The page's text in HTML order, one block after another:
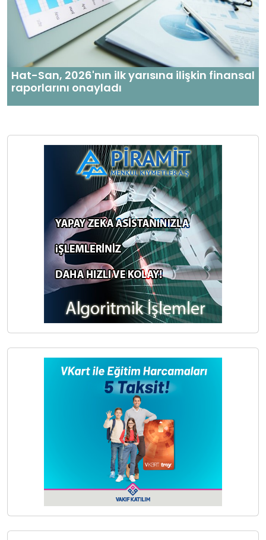
Hat-San, 2026'nın ilk yarısına ilişkin finansal
raporlarını onayladı